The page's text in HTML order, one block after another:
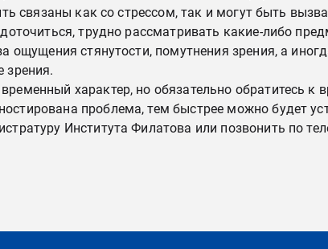
связаны как со стрессом, так и могут быть
трудно рассматривать какие-либо
ощущения стянутости, помутнения зрения, а
зрения.
характер, но обязательно обратитесь к
проблема, тем быстрее можно будет
Института Филатова или позвонить по